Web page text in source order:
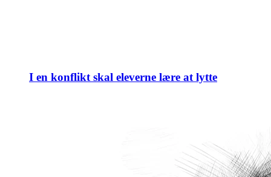
I en konflikt skal eleverne lære at lytte